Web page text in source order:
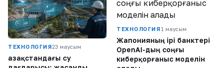
ТЕХНОЛОГИЯ23 маусым
Қазақстандағы су
ТЕХНОЛОГИЯ 1 маусым
Жапонияның ірі банктері
OpenAI-дың соңғы
киберқорғаныс моделін